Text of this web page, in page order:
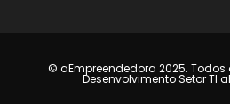
© aEmpreendedora 2025. Todos
Desenvolvimento Setor TI